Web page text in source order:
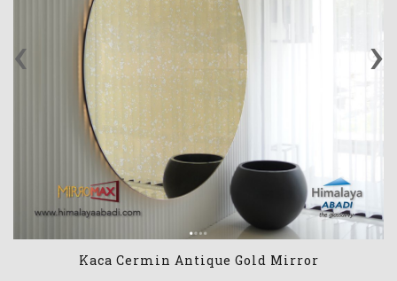
Kaca Cermin Antique Gold Mirror
‹ ›